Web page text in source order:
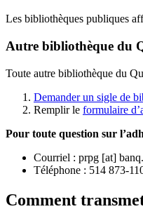
Les bibliothèques publiques
Autre bibliothèque du
Toute autre bibliothèque du
Demander un sigle de
Remplir le formulaire
Pour toute question sur
Courriel : prpg [at]
Téléphone : 514 873-
Comment